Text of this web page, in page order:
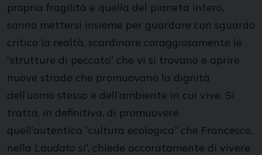
propria fragilità e quella del pianeta intero,
sanno mettersi insieme per guardare con sguardo
critico la realtà, scardinare coraggiosamente le
“strutture di peccato” che vi si trovano e aprire
nuove strade che promuovano la dignità
dell’uomo stesso e dell’ambiente in cui vive. Si
tratta, in definitiva, di promuovere
quell’autentica “cultura ecologica” che Francesco,
nella Laudato si’, chiede accoratamente di vivere